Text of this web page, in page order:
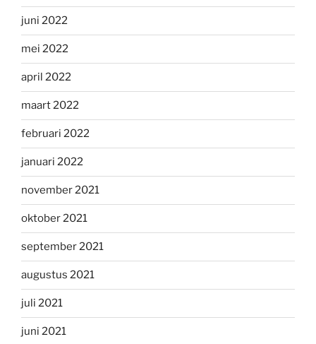
juni 2022
mei 2022
april 2022
maart 2022
februari 2022
januari 2022
november 2021
oktober 2021
september 2021
augustus 2021
juli 2021
juni 2021